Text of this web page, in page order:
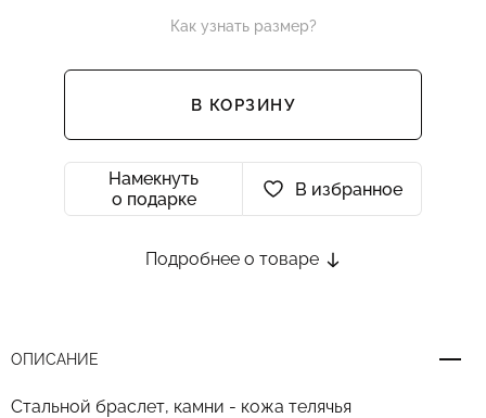
Как узнать размер?
В КОРЗИНУ
Намекнуть
о подарке
В избранное
Подробнее о товаре
ОПИСАНИЕ
Стальной браслет, камни - кожа телячья